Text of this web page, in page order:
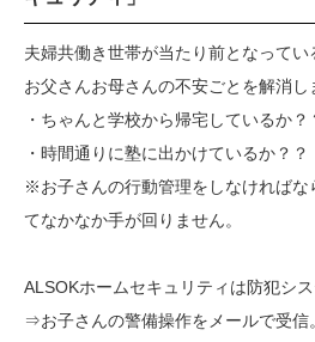
夫婦共働き世帯が当たり前となって
お父さんお母さんの不安ごとを解消し
・ちゃんと学校から帰宅しているか？
・時間通りに塾に出かけているか？？
※お子さんの行動管理をしなければな
てなかなか手が回りません。
ALSOKホームセキュリティは防犯シ
⇒お子さんの警備操作をメールで受信